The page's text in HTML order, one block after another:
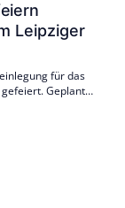
Leipziger
für das
gefeiert. Geplant
werden
KfW